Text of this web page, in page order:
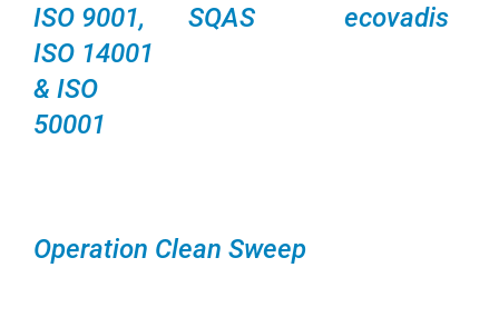
ISO 9001,
ISO 14001
& ISO
50001
SQAS ecovadis
Operation Clean Sweep